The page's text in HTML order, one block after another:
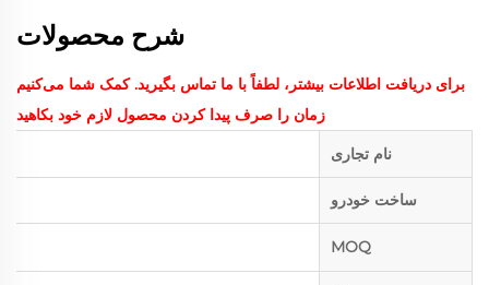
شرح محصولات
برای دریافت اطلاعات بیشتر، لطفاً با ما تماس بگیرید. کمک شما می‌کنیم
زمان را صرف پیدا کردن محصول لازم خود بکاهید
نام تجاری
ساخت خودرو
MOQ